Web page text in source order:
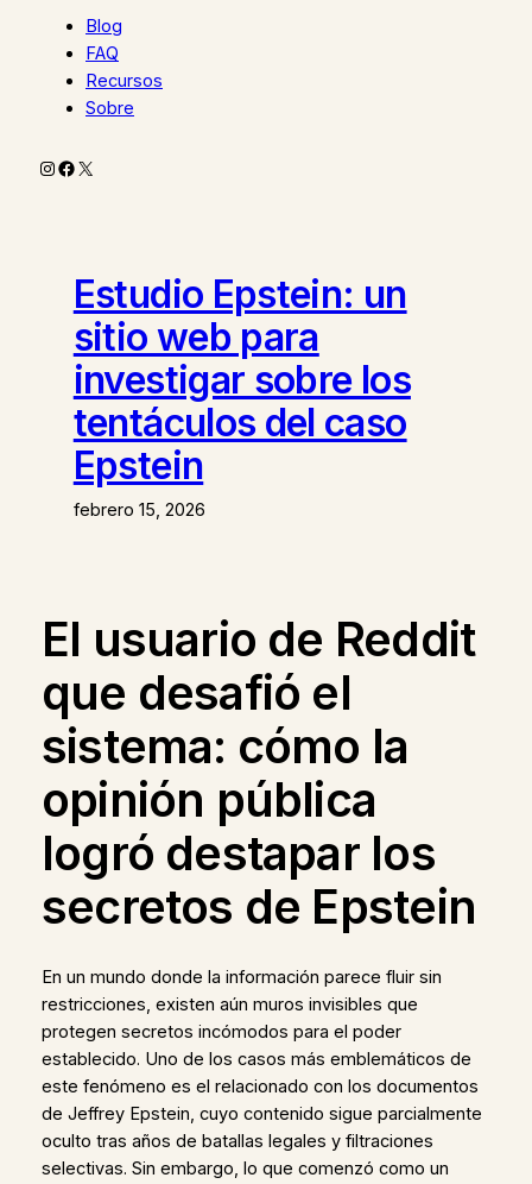
Blog
FAQ
Recursos
Sobre
Instagram
Facebook
X
Estudio Epstein: un
sitio web para
investigar sobre los
tentáculos del caso
Epstein
febrero 15, 2026
El usuario de Reddit
que desafió el
sistema: cómo la
opinión pública
logró destapar los
secretos de Epstein
En un mundo donde la información parece fluir sin
restricciones, existen aún muros invisibles que
protegen secretos incómodos para el poder
establecido. Uno de los casos más emblemáticos de
este fenómeno es el relacionado con los documentos
de Jeffrey Epstein, cuyo contenido sigue parcialmente
oculto tras años de batallas legales y filtraciones
selectivas. Sin embargo, lo que comenzó como un